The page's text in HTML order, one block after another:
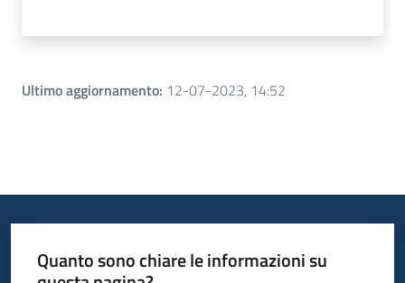
Ultimo aggiornamento: 12-07-2023, 14:52
Quanto sono chiare le informazioni su